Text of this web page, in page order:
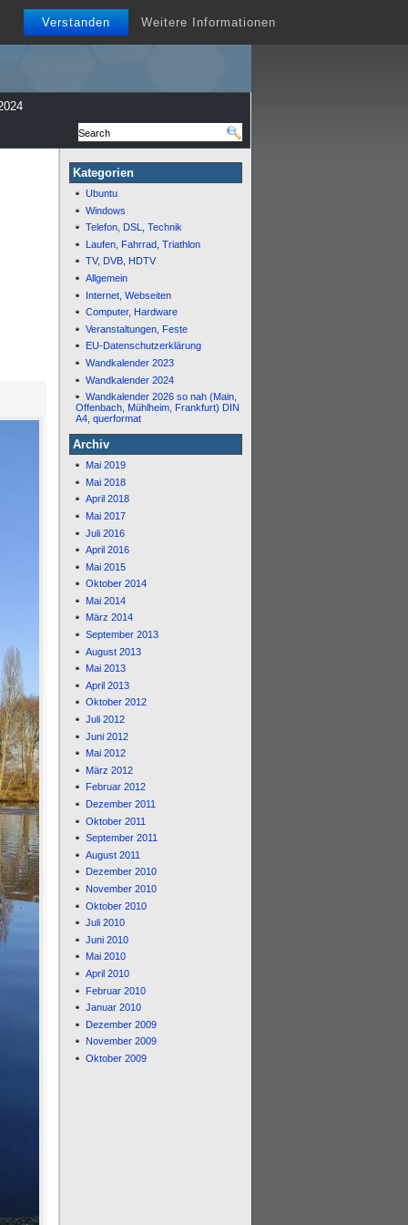
Verstanden Weitere Informationen
Kategorien
Ubuntu
Windows
Telefon, DSL, Technik
Laufen, Fahrrad, Triathlon
TV, DVB, HDTV
Allgemein
Internet, Webseiten
Computer, Hardware
Veranstaltungen, Feste
EU-Datenschutzerklärung
Wandkalender 2023
Wandkalender 2024
Wandkalender 2026 so nah (Main,
Offenbach, Mühlheim, Frankfurt) DIN
A4, querformat
Archiv
Mai 2019
Mai 2018
April 2018
Mai 2017
Juli 2016
April 2016
Mai 2015
Oktober 2014
Mai 2014
März 2014
September 2013
August 2013
Mai 2013
April 2013
Oktober 2012
Juli 2012
Juni 2012
Mai 2012
März 2012
Februar 2012
Dezember 2011
Oktober 2011
September 2011
August 2011
Dezember 2010
November 2010
Oktober 2010
Juli 2010
Juni 2010
Mai 2010
April 2010
Februar 2010
Januar 2010
Dezember 2009
November 2009
Oktober 2009